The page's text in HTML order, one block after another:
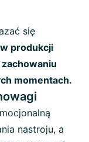
się
produkcji
momentach.
nastroju, a